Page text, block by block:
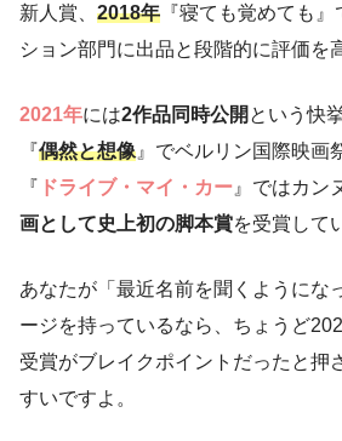
新人賞、 2018年 『寝ても覚めても
ション部門に出品と段階的に評価を
2021年には2作品同時公開 という快
『偶然と想像 』でベルリン国際映画
『 ドライブ・マイ・カー 』ではカン
画として史上初の脚本賞を受賞して
あなたが「最近名前を聞くようにな
ージを持っているなら、ちょうど
受賞がブレイクポイントだったと押
すいですよ。